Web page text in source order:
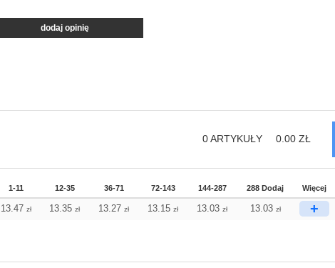
dodaj opinię
0ARTYKUŁY 0.00 ZŁ
1-11 12-35 36-71 72-143 144-287 288 Dodaj Więcej
13.47 zł 13.35zł 13.27zł 13.15zł 13.03zł 13.03 zł +